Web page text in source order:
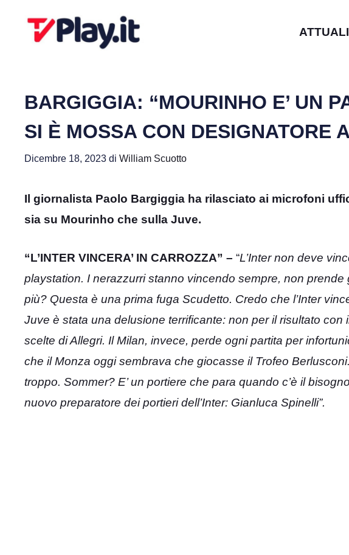
BARGIGGIA: “MOURINHO E’ UN
SI È MOSSA CON DESIGNATORE
Dicembre 18, 2023 di William Scuotto
Il giornalista Paolo Bargiggia ha rilasciato ai microfoni
sia su Mourinho che sulla Juve.
“L’INTER VINCERA’ IN CARROZZA” – “L’Inter non deve
playstation. I nerazzurri stanno vincendo sempre, non
più? Questa è una prima fuga Scudetto. Credo che l’Inter
Juve è stata una delusione terrificante: non per il risultato con
scelte di Allegri. Il Milan, invece, perde ogni partita per
che il Monza oggi sembrava che giocasse il Trofeo
troppo. Sommer? E’ un portiere che para quando c’è il
nuovo preparatore dei portieri dell’Inter: Gianluca Spinelli”.